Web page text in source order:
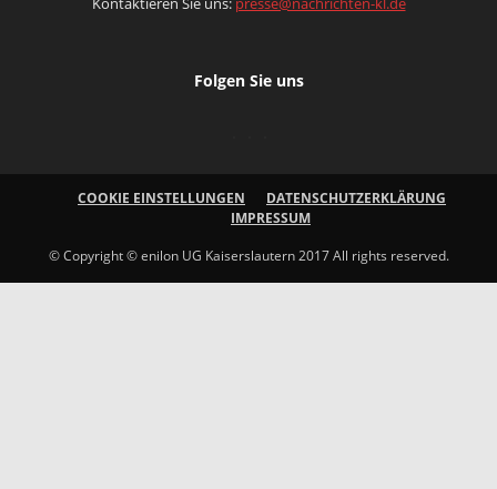
Folgen Sie uns
COOKIE EINSTELLUNGEN
DATENSCHUTZERKLÄRUNG
IMPRESSUM
© Copyright © enilon UG Kaiserslautern 2017 All rights reserved.